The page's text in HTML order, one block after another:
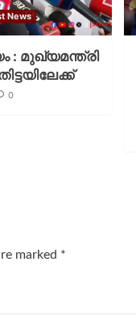
News
: മുഖ്യമന്ത്രി
0
marked *